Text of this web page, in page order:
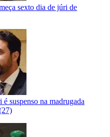
sexto dia de júri de
suspenso na madrugada